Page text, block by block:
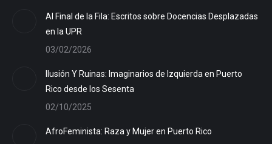
Al Final de la Fila: Escritos sobre Docencias Desplazadas
en la UPR
03/02/2026
Ilusión Y Ruinas: Imaginarios de Izquierda en Puerto
Rico desde los Sesenta
02/10/2025
AfroFeminista: Raza y Mujer en Puerto Rico